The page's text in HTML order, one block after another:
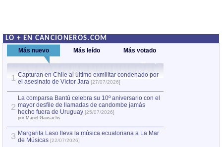
LO + EN CANCIONEROS.COM
Más nuevo Más leído Más votado
1 Capturan en Chile al último exmilitar condenado por
el asesinato de Víctor Jara [27/07/2026]
2
La comparsa Bantú celebra su 10º aniversario con el
mayor desfile de llamadas de candombe jamás
hecho fuera de Uruguay [25/07/2026]
por Manel Gausachs
3 Margarita Laso lleva la música ecuatoriana a La Mar
de Músicas [22/07/2026]